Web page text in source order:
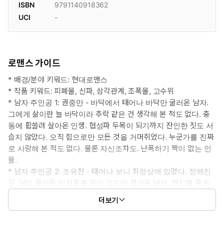
ISBN
9791140918362
UCI
-
로맨스 가이드
* 배경/분야 키워드: 현대로맨스
* 작품 키워드: 피폐물, 신파, 삼각관계, 조폭물, 고수위
* 남자 주인공 1: 권중만 - 바닥에서 태어나 바닥만 굴러온 남자.
그에게 삶이란 늘 바닥이라 추락 같은 건 생각해 본 적도 없다. 충
동에 휩쓸려 살아온 인생. 협성파 두목이 되기까지 잔인한 짓도 서
슴지 않았다. 오직 힘으로만 모든 것을 거머쥐었다. 누군가를 진짜
로 사랑해 본 적도 없다. 물론 자신조차도. 난폭하기 짝이 없는 인
물.
* 남자 주인공 2: 조유찬 - 태어나 보니 최정상에 있었다. 정해진
길. 남이 꽂아둔 이정표를 따라 정도만 걸어온 남자. 현지를 죽게
내버려둔 연우에게 복수한다. 그리고 기업을 지킨다. 그것 말고는
자신의 앞날에 기대 같은 게 없는 텅 빈 남자. 생각이 많고 신중하
더보기